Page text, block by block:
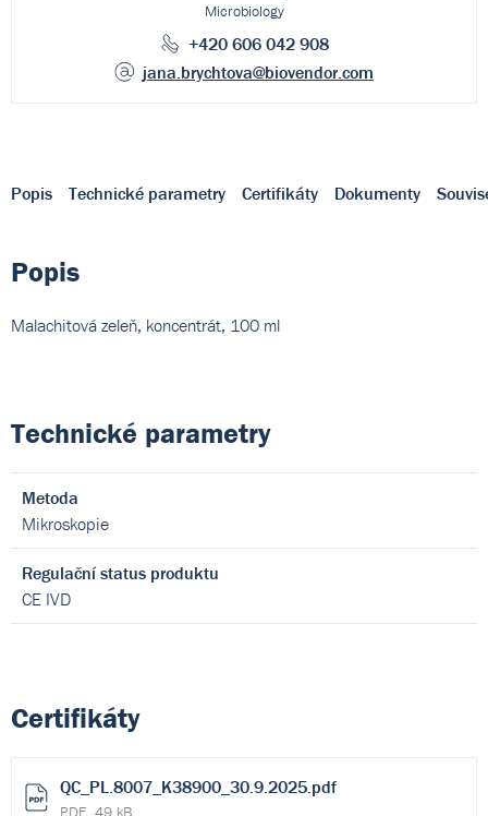
Microbiology
+420 606 042 908
jana.brychtova@biovendor.com
Popis Technické parametry Certifikáty Dokumenty
Popis
Malachitová zeleň, koncentrát, 100 ml
Technické parametry
Metoda
Mikroskopie
Regulační status produktu
CE IVD
Certifikáty
QC_PL.8007_K38900_30.9.2025.pdf
PDF, 49 kB